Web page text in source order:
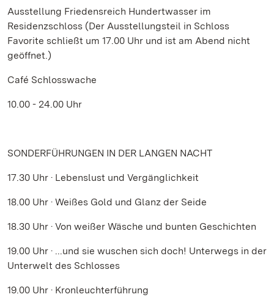
Ausstellung Friedensreich Hundertwasser im
Residenzschloss (Der Ausstellungsteil in Schloss
Favorite schließt um 17.00 Uhr und ist am Abend nicht
geöffnet.)
Café Schlosswache
10.00 - 24.00 Uhr
SONDERFÜHRUNGEN IN DER LANGEN NACHT
17.30 Uhr · Lebenslust und Vergänglichkeit
18.00 Uhr · Weißes Gold und Glanz der Seide
18.30 Uhr · Von weißer Wäsche und bunten Geschichten
19.00 Uhr · ...und sie wuschen sich doch! Unterwegs in der
Unterwelt des Schlosses
19.00 Uhr · Kronleuchterführung